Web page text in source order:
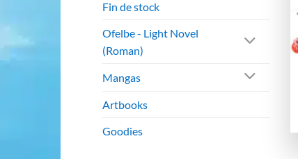
Fin de stock
Ofelbe - Light Novel
(Roman)
Mangas
Artbooks
Goodies